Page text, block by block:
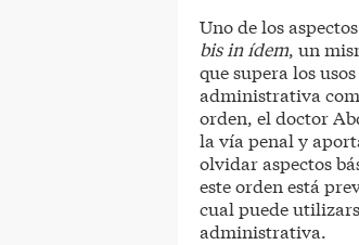
Uno de los
bis in ídem, un
que supera los
administrativa
orden, el doctor
la vía penal y
olvidar aspectos
este orden está
cual puede
administrativa.